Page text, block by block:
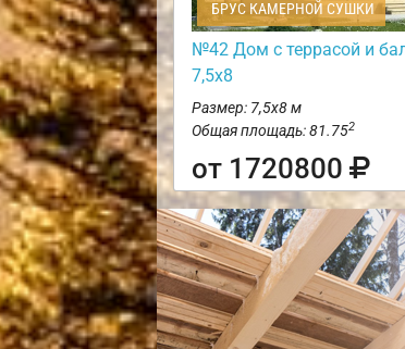
БРУС КАМЕРНОЙ СУШКИ
№42 Дом с террасой и
7,5х8
Размер: 7,5х8 м
Общая площадь: 81.752
от 1720800